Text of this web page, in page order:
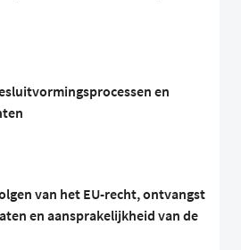
en
van het EU-recht, ontvangst
en aansprakelijkheid van de